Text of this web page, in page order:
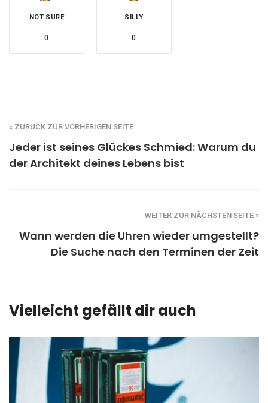
NOT SURE
0
SILLY
0
« ZURÜCK ZUR VORHERIGEN SEITE
Jeder ist seines Glückes Schmied: Warum du
der Architekt deines Lebens bist
WEITER ZUR NÄCHSTEN SEITE »
Wann werden die Uhren wieder umgestellt?
Die Suche nach den Terminen der Zeit
Vielleicht gefällt dir auch